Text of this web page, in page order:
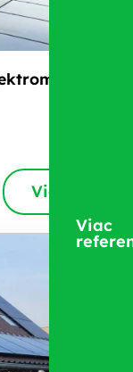
Viac
Viac